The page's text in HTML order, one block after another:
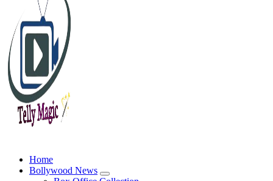
Home
Bollywood News